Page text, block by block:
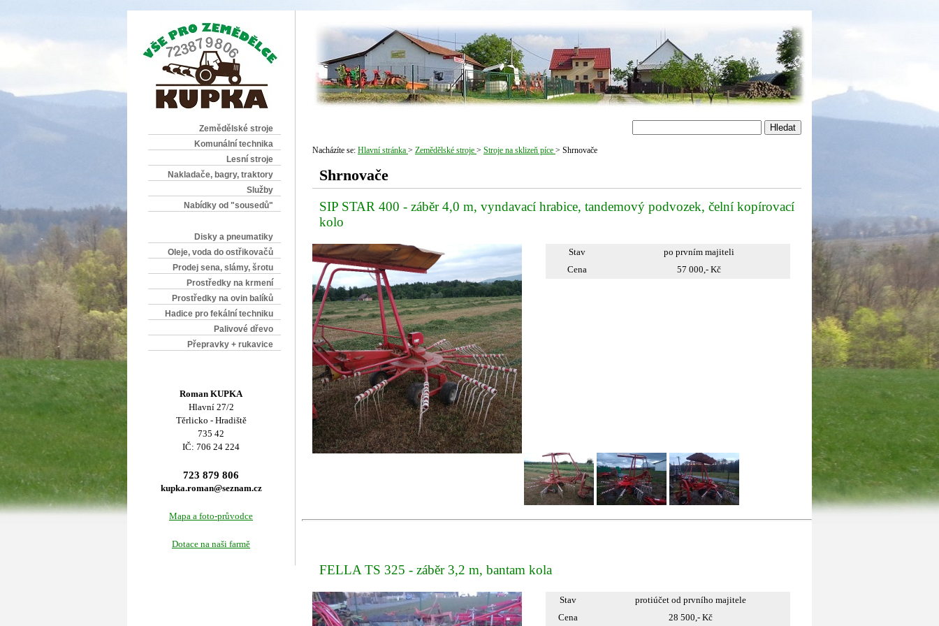
Nacházíte se: Hlavní stránka > Zemědělské stroje > Stroje na sklizeň píce > Shrnovače
Shrnovače
SIP STAR 400 - záběr 4,0 m, vyndavací hrabice, tandemový podvozek, čelní kopírovací
kolo
Stav
po prvním majiteli
Cena
57 000,- Kč
FELLA TS 325 - záběr 3,2 m, bantam kola
Stav
protiúčet od prvního majitele
Cena
28 500,- Kč
Zemědělské stroje
Komunální technika
Lesní stroje
Nakladače, bagry, traktory
Služby
Nabídky od "sousedů"
Disky a pneumatiky
Oleje, voda do ostřikovačů
Prodej sena, slámy, šrotu
Prostředky na krmení
Prostředky na ovin balíků
Hadice pro fekální techniku
Palivové dřevo
Přepravky + rukavice
Roman KUPKA
Hlavní 27/2
Těrlicko - Hradiště
735 42
IČ: 706 24 224
723 879 806
kupka.roman@seznam.cz
Mapa a foto-průvodce
Dotace na naši farmě